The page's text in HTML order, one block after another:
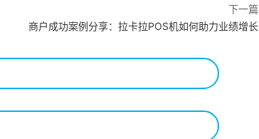
下一篇
商户成功案例分享：拉卡拉POS机如何助力业绩增长